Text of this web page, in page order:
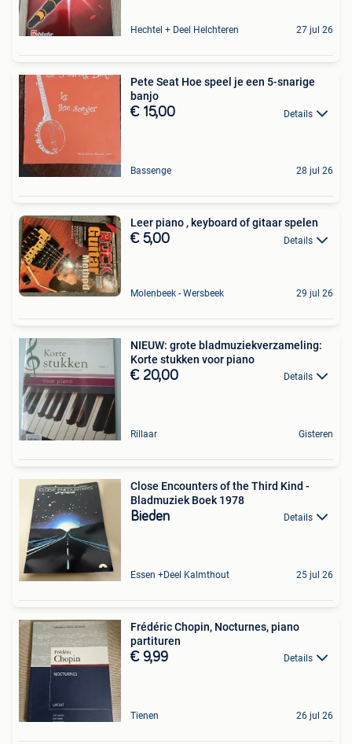
Hechtel + Deel Helchteren 27 jul 26
Pete Seat Hoe speel je een 5-snarige
banjo
€ 15,00 Details
Bassenge 28 jul 26
Leer piano , keyboard of gitaar spelen
€ 5,00 Details
Molenbeek - Wersbeek 29 jul 26
NIEUW: grote bladmuziekverzameling:
Korte stukken voor piano
€ 20,00 Details
Rillaar Gisteren
Close Encounters of the Third Kind -
Bladmuziek Boek 1978
Bieden Details
Essen +Deel Kalmthout 25 jul 26
Frédéric Chopin, Nocturnes, piano
partituren
€ 9,99 Details
Tienen 26 jul 26